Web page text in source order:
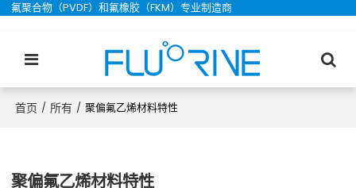
氟聚合物（PVDF）和氟橡胶（FKM）专业制造商
首页 / 所有 / 聚偏氟乙烯材料特性
聚偏氟乙烯材料特性